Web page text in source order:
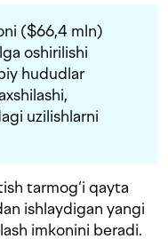
($66,4 mln)
oshirilishi
hududlar
uzilishlarni
tarmog‘i qayta
ishlaydigan yangi
imkonini beradi.